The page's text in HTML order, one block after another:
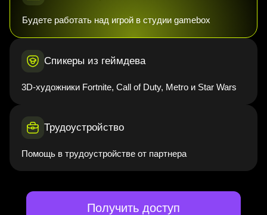
Будете работать над игрой в студии gamebox
Спикеры из геймдева
3D-художники Fortnite, Call of Duty, Metro и Star Wars
Трудоустройство
Помощь в трудоустройстве от партнера
Получить доступ